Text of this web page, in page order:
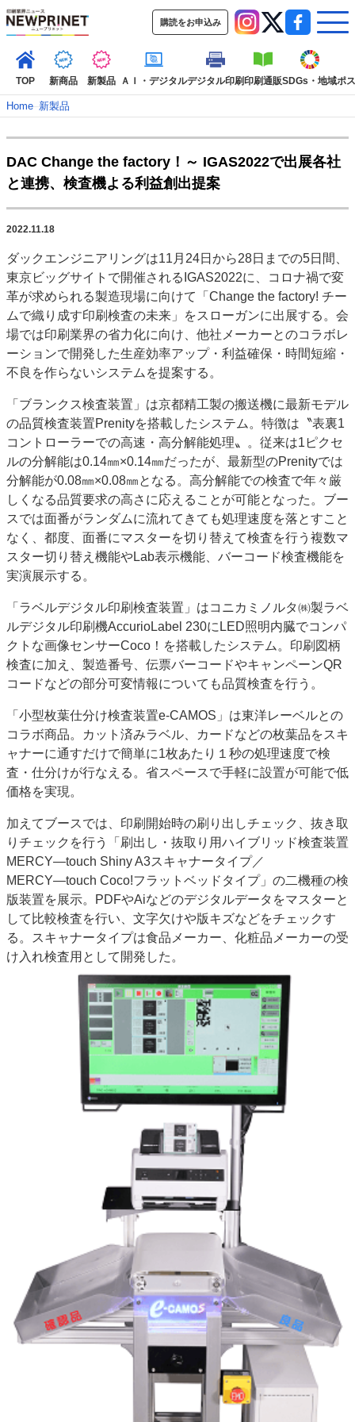
購読をお申込み
TOP 新商品 新製品 ＡＩ・デジタルデジタル印刷印刷通販SDGs・地域ポ
TOP
新着記事 特集記事
動画コンテンツ
インタビュー
コレクション
SDGs・地域
ポストプレス ビジネス イベント
業界
市場・統計
人事・移転・異動・訃報
特集記事カテゴリー一覧
2022 見える化・MIS特集
特集・デジタル印刷 アイデアで勝負！ ～多様なビジネス・多彩な商材～
JAPAN PACK 2023 特集
中古印刷機・製本機特集
2022 検査・校正特集
特集・デジタル印刷 ～ 新成長軌道を描く
案内
発刊案内
JFPI印刷用語集 印刷機材年鑑
運営
会社案内
購読・購入申し込み
サイトポリシー
お問い合わせ
Home–新製品
DAC Change the factory！～ IGAS2022で出展各社
と連携、検査機よる利益創出提案
2022.11.18
ダックエンジニアリングは11月24日から28日までの5日間、
東京ビッグサイトで開催されるIGAS2022に、コロナ禍で変
革が求められる製造現場に向けて「Change the factory! チー
ムで織り成す印刷検査の未来」をスローガンに出展する。会
場では印刷業界の省力化に向け、他社メーカーとのコラボレ
ーションで開発した生産効率アップ・利益確保・時間短縮・
不良を作らないシステムを提案する。
「ブランクス検査装置」は京都精工製の搬送機に最新モデル
の品質検査装置Prenityを搭載したシステム。特徴は〝表裏1
コントローラーでの高速・高分解能処理〟。従来は1ピクセ
ルの分解能は0.14㎜×0.14㎜だったが、最新型のPrenityでは
分解能が0.08㎜×0.08㎜となる。高分解能での検査で年々厳
しくなる品質要求の高さに応えることが可能となった。ブー
スでは面番がランダムに流れてきても処理速度を落とすこと
なく、都度、面番にマスターを切り替えて検査を行う複数マ
スター切り替え機能やLab表示機能、バーコード検査機能を
実演展示する。
「ラベルデジタル印刷検査装置」はコニカミノルタ㈱製ラベ
ルデジタル印刷機AccurioLabel 230にLED照明内臓でコンパ
クトな画像センサーCoco！を搭載したシステム。印刷図柄
検査に加え、製造番号、伝票バーコードやキャンペーンQR
コードなどの部分可変情報についても品質検査を行う。
「小型枚葉仕分け検査装置e‐CAMOS」は東洋レーベルとの
コラボ商品。カット済みラベル、カードなどの枚葉品をスキ
ャナーに通すだけで簡単に1枚あたり１秒の処理速度で検
査・仕分けが行なえる。省スペースで手軽に設置が可能で低
価格を実現。
加えてブースでは、印刷開始時の刷り出しチェック、抜き取
りチェックを行う「刷出し・抜取り用ハイブリッド検査装置
MERCY―touch Shiny A3スキャナータイプ／
MERCY―touch Coco!フラットベッドタイプ」の二機種の検
版装置を展示。PDFやAiなどのデジタルデータをマスターと
して比較検査を行い、文字欠けや版キズなどをチェックす
る。スキャナータイプは食品メーカー、化粧品メーカーの受
け入れ検査用として開発した。